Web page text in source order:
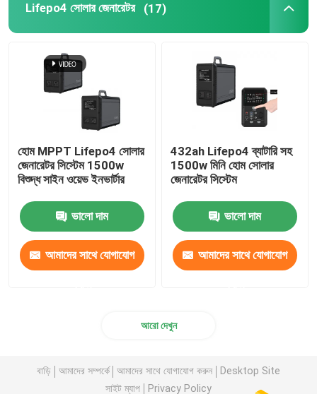
Lifepo4 সোলার জেনারেটর (17)
হোম MPPT Lifepo4 সোলার
জেনারেটর সিস্টেম 1500w
বিশুদ্ধ সাইন ওয়েভ ইনভার্টার
ভালো দাম
আমাদের সাথে যোগাযোগ
432ah Lifepo4 ব্যাটারি সহ
1500w মিনি হোম সোলার
জেনারেটর সিস্টেম
ভালো দাম
আমাদের সাথে যোগাযোগ
আরো দেখুন
বাড়ি আমাদের সম্পর্কে আমাদের সাথে যোগাযোগ করুন
Desktop Site
সাইট ম্যাপ
Privacy Policy